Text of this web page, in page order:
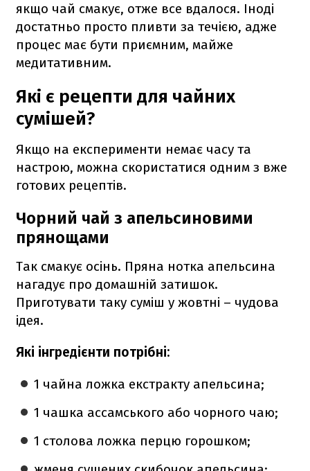
якщо чай смакує, отже все вдалося. Іноді
достатньо просто пливти за течією, адже
процес має бути приємним, майже
медитативним.
Які є рецепти для чайних
сумішей?
Якщо на експерименти немає часу та
настрою, можна скористатися одним з вже
готових рецептів.
Чорний чай з апельсиновими
прянощами
Так смакує осінь. Пряна нотка апельсина
нагадує про домашній затишок.
Приготувати таку суміш у жовтні – чудова
ідея.
Які інгредієнти потрібні:
1 чайна ложка екстракту апельсина;
1 чашка ассамського або чорного чаю;
1 столова ложка перцю горошком;